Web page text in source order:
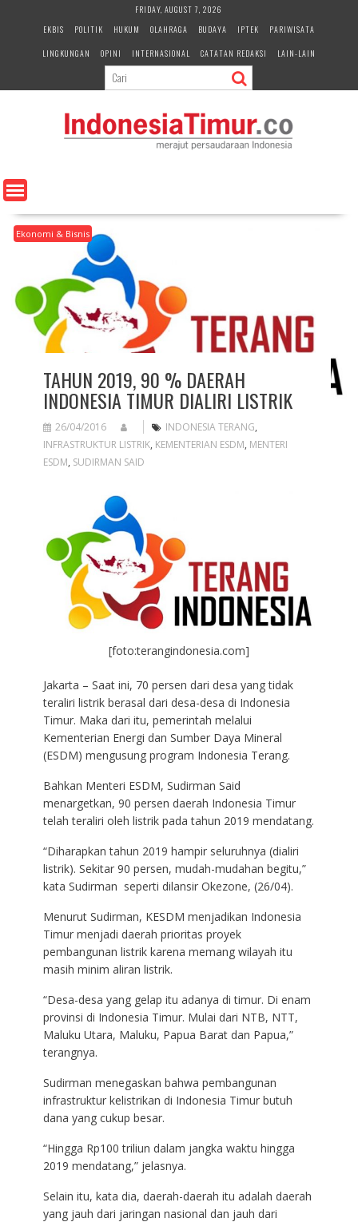
e
n
FRIDAY, AUGUST 7, 2026
EKBIS
POLITIK HUKUM OLAHRAGA BUDAYA IPTEK
PARIWISATA
LINGKUNGAN
OPINI INTERNASIONAL CATATAN REDAKSI LAIN-LAIN
Ekonomi & Bisnis
TAHUN 2019, 90 % DAERAH
INDONESIA TIMUR DIALIRI LISTRIK
26/04/2016 INDONESIA TERANG,
INFRASTRUKTUR LISTRIK, KEMENTERIAN ESDM, MENTERI
ESDM, SUDIRMAN SAID
[foto:terangindonesia.com]
Jakarta – Saat ini, 70 persen dari desa yang tidak
teraliri listrik berasal dari desa-desa di Indonesia
Timur. Maka dari itu, pemerintah melalui
Kementerian Energi dan Sumber Daya Mineral
(ESDM) mengusung program Indonesia Terang.
Bahkan Menteri ESDM, Sudirman Said
menargetkan, 90 persen daerah Indonesia Timur
telah teraliri oleh listrik pada tahun 2019 mendatang.
“Diharapkan tahun 2019 hampir seluruhnya (dialiri
listrik). Sekitar 90 persen, mudah-mudahan begitu,”
kata Sudirman seperti dilansir Okezone, (26/04).
Menurut Sudirman, KESDM menjadikan Indonesia
Timur menjadi daerah prioritas proyek
pembangunan listrik karena memang wilayah itu
masih minim aliran listrik.
“Desa-desa yang gelap itu adanya di timur. Di enam
provinsi di Indonesia Timur. Mulai dari NTB, NTT,
Maluku Utara, Maluku, Papua Barat dan Papua,”
terangnya.
Sudirman menegaskan bahwa pembangunan
infrastruktur kelistrikan di Indonesia Timur butuh
dana yang cukup besar.
“Hingga Rp100 triliun dalam jangka waktu hingga
2019 mendatang,” jelasnya.
Selain itu, kata dia, daerah-daerah itu adalah daerah
yang jauh dari jaringan nasional dan jauh dari